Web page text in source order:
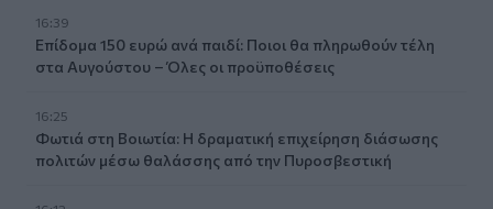
16:39
Επίδομα 150 ευρώ ανά παιδί: Ποιοι θα πληρωθούν τέλη
στα Αυγούστου – Όλες οι προϋποθέσεις
16:25
Φωτιά στη Βοιωτία: Η δραματική επιχείρηση διάσωσης
πολιτών μέσω θαλάσσης από την Πυροσβεστική